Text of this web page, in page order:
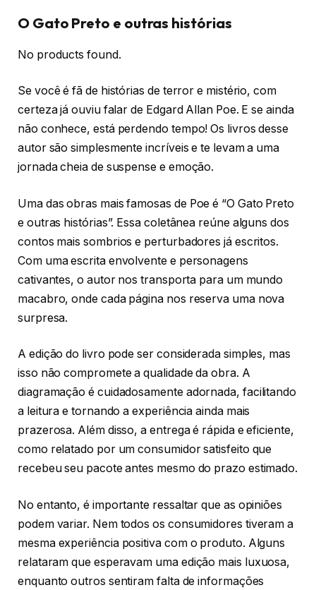
O Gato Preto e outras histórias
No products found.
Se você é fã de histórias de terror e mistério, com
certeza já ouviu falar de Edgard Allan Poe. E se ainda
não conhece, está perdendo tempo! Os livros desse
autor são simplesmente incríveis e te levam a uma
jornada cheia de suspense e emoção.
Uma das obras mais famosas de Poe é “O Gato Preto
e outras histórias”. Essa coletânea reúne alguns dos
contos mais sombrios e perturbadores já escritos.
Com uma escrita envolvente e personagens
cativantes, o autor nos transporta para um mundo
macabro, onde cada página nos reserva uma nova
surpresa.
A edição do livro pode ser considerada simples, mas
isso não compromete a qualidade da obra. A
diagramação é cuidadosamente adornada, facilitando
a leitura e tornando a experiência ainda mais
prazerosa. Além disso, a entrega é rápida e eficiente,
como relatado por um consumidor satisfeito que
recebeu seu pacote antes mesmo do prazo estimado.
No entanto, é importante ressaltar que as opiniões
podem variar. Nem todos os consumidores tiveram a
mesma experiência positiva com o produto. Alguns
relataram que esperavam uma edição mais luxuosa,
enquanto outros sentiram falta de informações